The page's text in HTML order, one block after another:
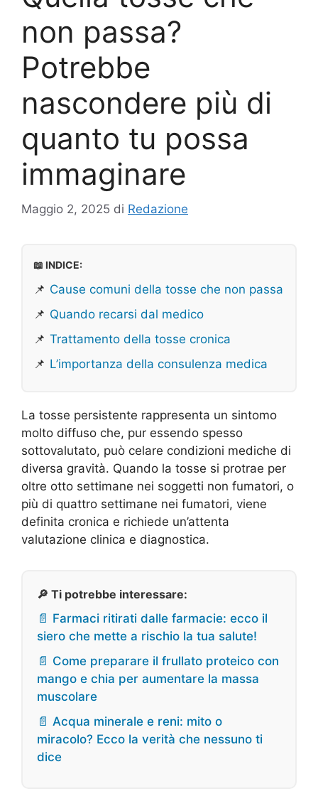
non passa?
Potrebbe
nascondere più di
quanto tu possa
immaginare
Maggio 2, 2025 di Redazione
📖 INDICE:
📌 Cause comuni della tosse che non passa
📌 Quando recarsi dal medico
📌 Trattamento della tosse cronica
📌 L’importanza della consulenza medica
La tosse persistente rappresenta un sintomo
molto diffuso che, pur essendo spesso
sottovalutato, può celare condizioni mediche di
diversa gravità. Quando la tosse si protrae per
oltre otto settimane nei soggetti non fumatori, o
più di quattro settimane nei fumatori, viene
definita cronica e richiede un’attenta
valutazione clinica e diagnostica.
🔎 Ti potrebbe interessare:
📄 Farmaci ritirati dalle farmacie: ecco il
siero che mette a rischio la tua salute!
📄 Come preparare il frullato proteico con
mango e chia per aumentare la massa
muscolare
📄 Acqua minerale e reni: mito o
miracolo? Ecco la verità che nessuno ti
dice